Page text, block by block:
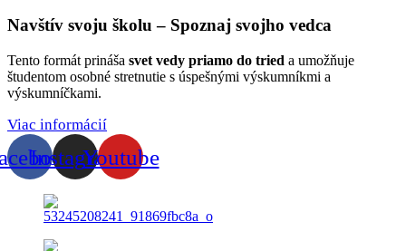
Navštív svoju školu – Spoznaj svojho vedca
Tento formát prináša svet vedy priamo do tried a umožňuje
študentom osobné stretnutie s úspešnými výskumníkmi a
výskumníčkami.
Viac informácií
InstagramYoutube